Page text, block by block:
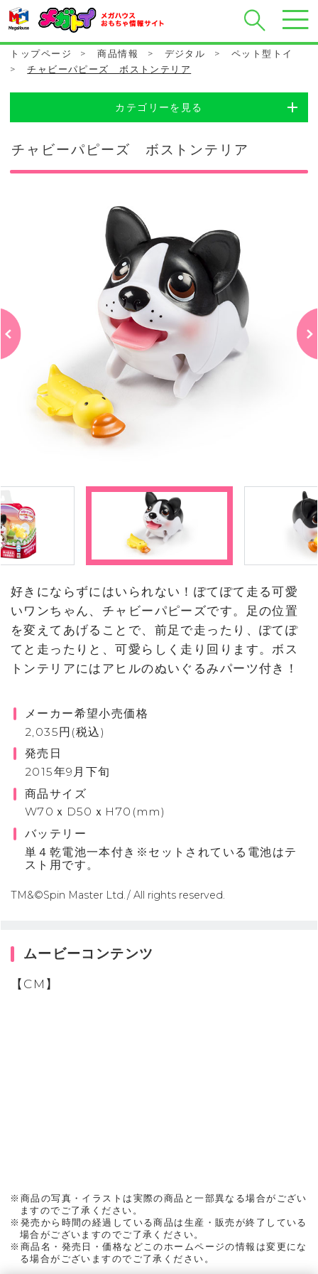
トップページ > 商品情報 > デジタル >
ペット型トイ
>
チャビーパピーズ ボストンテリア
カテゴリーを見る
チャビーパピーズ ボストンテリア
好きにならずにはいられない！ぽてぽて走る可愛
いワンちゃん、チャビーパピーズです。足の位置
を変えてあげることで、前足で走ったり、ぽてぽ
てと走ったりと、可愛らしく走り回ります。ボス
トンテリアにはアヒルのぬいぐるみパーツ付き！
メーカー希望小売価格
2,035円(税込)
発売日
2015年9月下旬
商品サイズ
W70ｘD50ｘH70(mm)
バッテリー
単４乾電池一本付き※セットされている電池はテ
スト用です。
TM&©Spin Master Ltd./ All rights reserved.
ムービーコンテンツ
【CM】
※商品の写真・イラストは実際の商品と一部異なる場合がござい
ますのでご了承ください。
※発売から時間の経過している商品は生産・販売が終了している
場合がございますのでご了承ください。
※商品名・発売日・価格などこのホームページの情報は変更にな
る場合がございますのでご了承ください。